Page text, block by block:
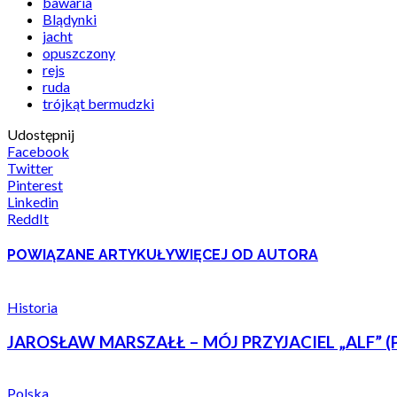
Blądynki
jacht
opuszczony
rejs
ruda
trójkąt bermudzki
Udostępnij
Facebook
Twitter
Pinterest
Linkedin
ReddIt
POWIĄZANE ARTYKUŁYWIĘCEJ OD AUTORA
Historia
JAROSŁAW MARSZAŁŁ – MÓJ PRZYJACIEL „ALF”
Polska